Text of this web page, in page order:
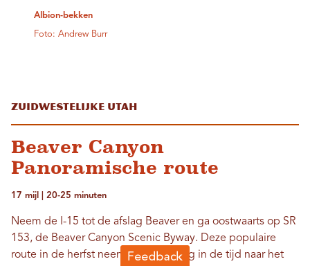
Albion-bekken
Foto: Andrew Burr
Zuidwestelijke Utah
Beaver Canyon
Panoramische route
17 mijl | 20-25 minuten
Neem de I-15 tot de afslag Beaver en ga oostwaarts op SR
153, de Beaver Canyon Scenic Byway. Deze populaire
route in de herfst neemt je mee terug in de tijd naar het